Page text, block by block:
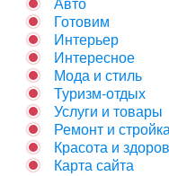
Готовим
Интерьер
Интересное
Мода и стиль
Туризм-отдых
Услуги и товары
Ремонт и
Красота и
Карта сайта